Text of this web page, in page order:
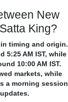
New
King?
timing and origin.
5:25 AM IST, while
10:00 AM IST.
markets, while
a morning session